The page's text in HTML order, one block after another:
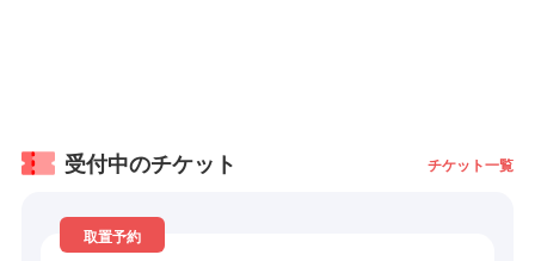
受付中のチケット チケット一覧
取置予約